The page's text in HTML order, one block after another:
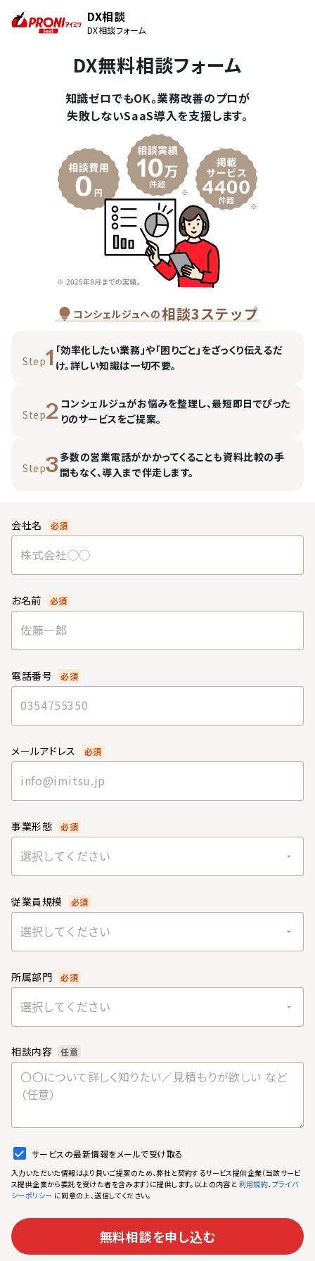
DX相談
DX相談フォーム
DX無料相談フォーム
知識ゼロでもOK。業務改善のプロが
失敗しないSaaS導入を支援します。
コンシェルジュへの相談3ステップ
Step1 「効率化したい業務」や「困りごと」をざっくり伝えるだ
け。詳しい知識は一切不要。
Step2 コンシェルジュがお悩みを整理し、最短即日でぴった
りのサービスをご提案。
Step3多数の営業電話がかかってくることも資料比較の手
間もなく、導入まで伴走します。
会社名 必須
お名前 必須
電話番号 必須
メールアドレス 必須
事業形態 必須
選択してください
従業員規模 必須
選択してください
所属部門 必須
選択してください
相談内容 任意
サービスの最新情報をメールで受け取る
入力いただいた情報はより良いご提案のため、弊社と契約するサービス提供企業（当該サービ
ス提供企業から委託を受けた者を含みます）に提供します。以上の内容と 利用規約、プライバ
シーポリシー に同意の上、送信してください。
無料相談を申し込む